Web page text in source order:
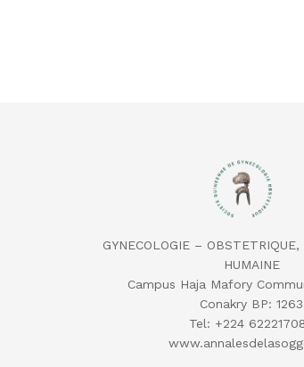
GYNECOLOGIE – OBSTETRIQUE,
HUMAINE
Campus Haja Mafory
Conakry BP: 1263
Tel: ‪+224